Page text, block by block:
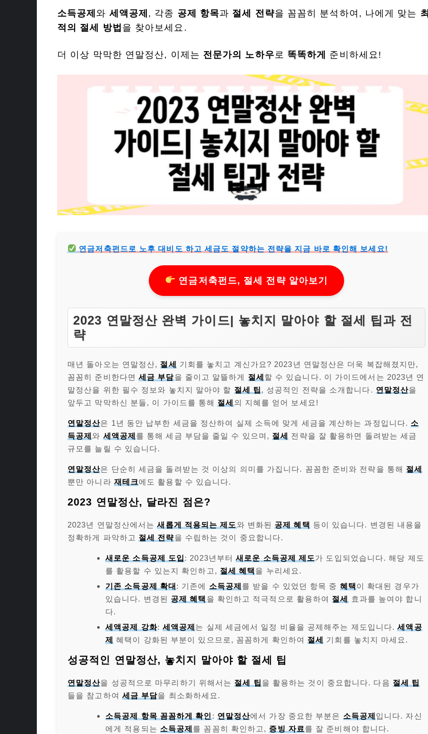
소득공제 와 세액공제 , 각종 공제 항목과 절세 전략을 꼼꼼히 분석하여, 나에게 맞는 최
적의 절세 방법 을 찾아보세요.
더 이상 막막한 연말정산, 이제는 전문가의 노하우 로 똑똑하게 준비하세요!
연금저축펀드로 노후 대비도 하고 세금도 절약하는 전략을 지금 바로 확인해 보세요!
연금저축펀드, 절세 전략 알아보기
2023 연말정산 완벽 가이드| 놓치지 말아야 할 절세 팁과 전
략
매년 돌아오는 연말정산, 절세 기회를 놓치고 계신가요? 2023년 연말정산은 더욱 복잡해졌지만,
꼼꼼히 준비한다면 세금 부담을 줄이고 알뜰하게 절세 할 수 있습니다. 이 가이드에서는 2023년 연
말정산을 위한 필수 정보와 놓치지 말아야 할 절세 팁 , 성공적인 전략을 소개합니다. 연말정산을
앞두고 막막하신 분들, 이 가이드를 통해 절세 의 지혜를 얻어 보세요!
연말정산은 1년 동안 납부한 세금을 정산하여 실제 소득에 맞게 세금을 계산하는 과정입니다. 소
득공제 와 세액공제 를 통해 세금 부담을 줄일 수 있으며, 절세 전략을 잘 활용하면 돌려받는 세금
규모를 늘릴 수 있습니다.
연말정산은 단순히 세금을 돌려받는 것 이상의 의미를 가집니다. 꼼꼼한 준비와 전략을 통해 절세
뿐만 아니라 재테크에도 활용할 수 있습니다.
2023 연말정산, 달라진 점은?
2023년 연말정산에서는새롭게 적용되는 제도 와 변화된 공제 혜택 등이 있습니다. 변경된 내용을
정확하게 파악하고 절세 전략을 수립하는 것이 중요합니다.
새로운 소득공제 도입 : 2023년부터새로운 소득공제 제도가 도입되었습니다. 해당 제도
를 활용할 수 있는지 확인하고, 절세 혜택 을 누리세요.
기존 소득공제 확대 : 기존에 소득공제 를 받을 수 있었던 항목 중 혜택 이 확대된 경우가
있습니다. 변경된 공제 혜택 을 확인하고 적극적으로 활용하여 절세 효과를 높여야 합니
다.
세액공제 강화: 세액공제 는 실제 세금에서 일정 비율을 공제해주는 제도입니다.세액공
제 혜택이 강화된 부분이 있으므로, 꼼꼼하게 확인하여 절세 기회를 놓치지 마세요.
성공적인 연말정산, 놓치지 말아야 할 절세 팁
연말정산을 성공적으로 마무리하기 위해서는 절세 팁 을 활용하는 것이 중요합니다. 다음 절세 팁
들을 참고하여 세금 부담을 최소화하세요.
소득공제 항목 꼼꼼하게 확인 : 연말정산에서 가장 중요한 부분은 소득공제 입니다. 자신
에게 적용되는 소득공제 를 꼼꼼히 확인하고, 증빙 자료를 잘 준비해야 합니다.